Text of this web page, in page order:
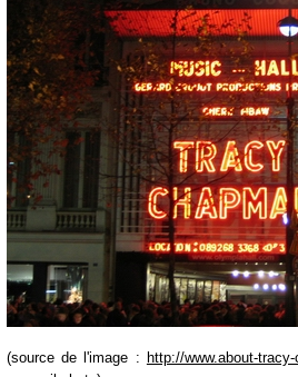
(source de l'image : http://www.about-